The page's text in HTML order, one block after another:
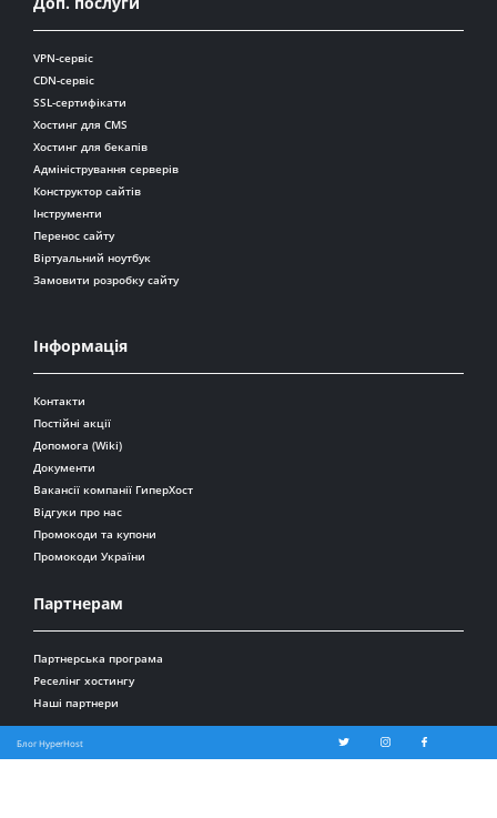
VPN-сервіс
CDN-сервіс
SSL-сертифікати
Хостинг для CMS
Хостинг для бекапів
Адміністрування серверів
Конструктор сайтів
Інструменти
Перенос сайту
Віртуальний ноутбук
Замовити розробку сайту
Інформація
Контакти
Постійні акції
Допомога (Wiki)
Документи
Вакансії компанії ГиперХост
Відгуки про нас
Промокоди та купони
Промокоди України
Партнерам
Партнерська програма
Реселінг хостингу
Наші партнери
Блог HyperHost